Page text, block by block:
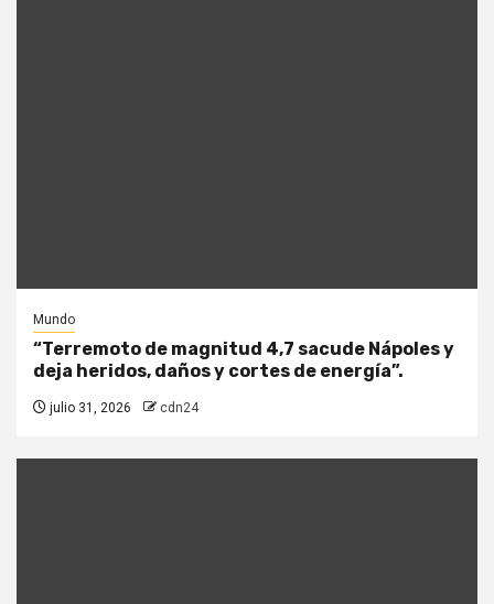
Mundo
“Terremoto de magnitud 4,7 sacude Nápoles y
deja heridos, daños y cortes de energía”.
julio 31, 2026 cdn24